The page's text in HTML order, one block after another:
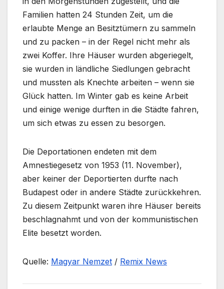
Familien hatten 24 Stunden Zeit, um die
erlaubte Menge an Besitztümern zu sammeln
und zu packen – in der Regel nicht mehr als
zwei Koffer. Ihre Häuser wurden abgeriegelt,
sie wurden in ländliche Siedlungen gebracht
und mussten als Knechte arbeiten – wenn sie
Glück hatten. Im Winter gab es keine Arbeit
und einige wenige durften in die Städte fahren,
um sich etwas zu essen zu besorgen.
Die Deportationen endeten mit dem
Amnestiegesetz von 1953 (11. November),
aber keiner der Deportierten durfte nach
Budapest oder in andere Städte zurückkehren.
Zu diesem Zeitpunkt waren ihre Häuser bereits
beschlagnahmt und von der kommunistischen
Elite besetzt worden.
Quelle: Magyar Nemzet / Remix News